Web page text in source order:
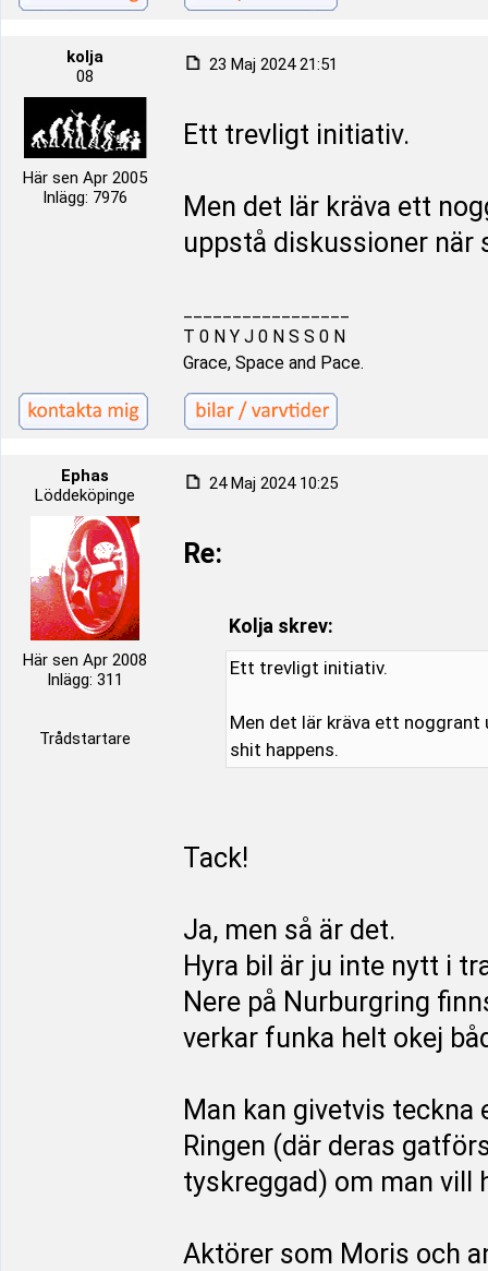
kolja
08
Här sen Apr 2005
Inlägg: 7976
23 Maj 2024 21:51
Ett trevligt initiativ.
Men det lär kräva ett
uppstå diskussioner när
T 0 N Y J 0 N S S 0 N
Grace, Space and Pace.
Ephas
Löddeköpinge
Här sen Apr 2008
Inlägg: 311
Trådstartare
24 Maj 2024 10:25
Re:
Kolja skrev:
Ett trevligt initiativ.
Men det lär kräva ett
shit happens.
Tack!
Ja, men så är det.
Hyra bil är ju inte nytt i
Nere på Nurburgring
verkar funka helt okej
Man kan givetvis teckna
Ringen (där deras
tyskreggad) om man vill
Aktörer som Moris och